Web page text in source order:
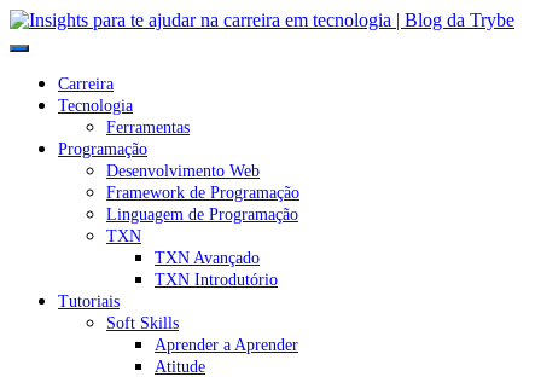
Carreira
Tecnologia
Ferramentas
Programação
Desenvolvimento Web
Framework de Programação
Linguagem de Programação
TXN
TXN Avançado
TXN Introdutório
Tutoriais
Soft Skills
Aprender a Aprender
Atitude